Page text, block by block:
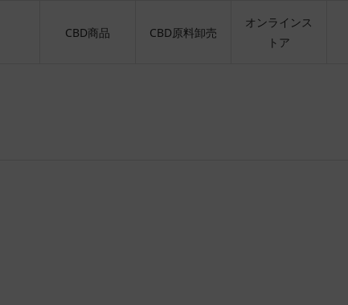
CBD商品 CBD原料卸売
オンラインス
トア